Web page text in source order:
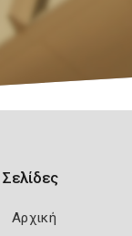
Σελίδες
Αρχική